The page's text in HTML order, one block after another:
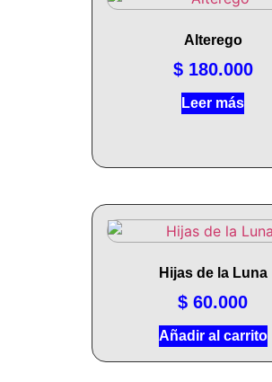
Alterego
$180.000
Leer más
Hijas de la Luna
$ 60.000
Añadir al carrito